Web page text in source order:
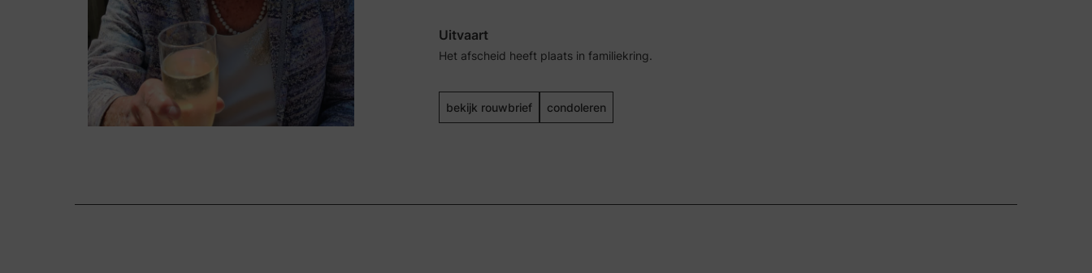
Uitvaart
Het afscheid heeft plaats in familiekring.
bekijk rouwbrief condoleren